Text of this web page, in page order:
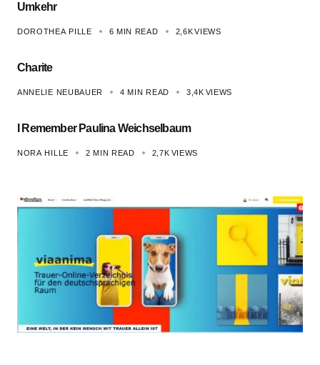
Umkehr
DOROTHEA PILLE 6 MIN READ 2,6KVIEWS
Charite
ANNELIE NEUBAUER 4 MIN READ 3,4K VIEWS
I Remember Paulina Weichselbaum
NORA HILLE 2 MIN READ 2,7K VIEWS